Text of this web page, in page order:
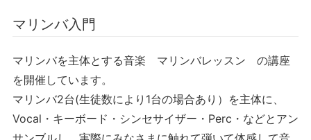
マリンバ入門
マリンバを主体とする音楽 マリンバレッスン の講座
を開催しています。
マリンバ2台(生徒数により1台の場合あり）を主体に、
Vocal・キーボード・シンセサイザー・Perc・などとアン